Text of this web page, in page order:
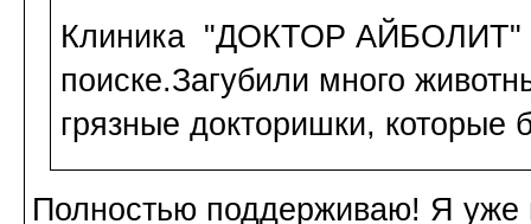
Клиника "ДОКТОР АЙБОЛИТ"
поиске.Загубили много
грязные докторишки, которые
Полностью поддерживаю! Я уже